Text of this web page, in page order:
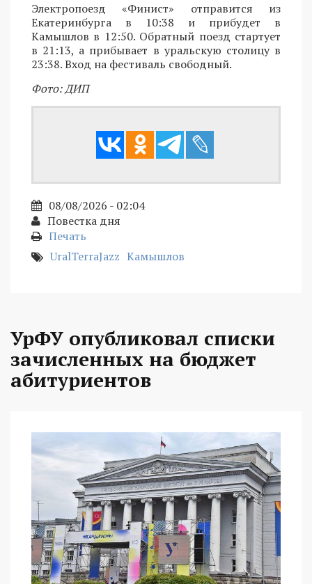
Электропоезд «Финист» отправится из
Екатеринбурга в 10:38 и прибудет в
Камышлов в 12:50. Обратный поезд стартует
в 21:13, а прибывает в уральскую столицу в
23:38. Вход на фестиваль свободный.
Фото: ДИП
08/08/2026 - 02:04
Повестка дня
Печать
UralTerraJazz Камышлов
УрФУ опубликовал списки
зачисленных на бюджет
абитуриентов